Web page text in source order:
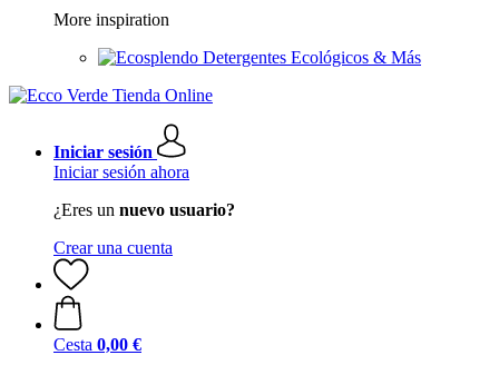
More inspiration
Detergentes Ecológicos & Más
Iniciar sesión
Iniciar sesión ahora
¿Eres un nuevo usuario?
Crear una cuenta
Cesta 0,00 €